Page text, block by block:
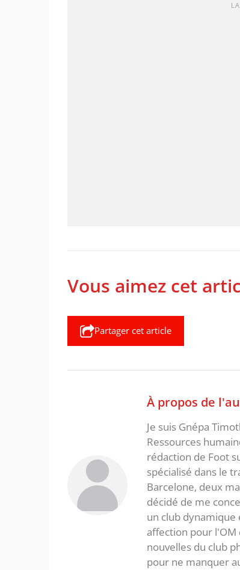
Vous aimez cet
Partager cet article
À propos de
Je suis Gnépa
Ressources
rédaction de Foot
spécialisé dans le
Barcelone, deux
décidé de me
un club dynamique
affection pour l'OM
nouvelles du club
pour ne manquer